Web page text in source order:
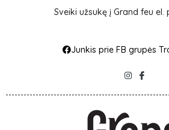
Sveiki užsukę į Grand feu el.
Junkis prie FB grupės